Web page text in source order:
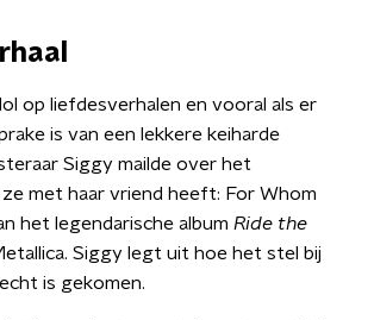
op liefdesverhalen en vooral als er
is van een lekkere keiharde
Siggy mailde over het
ze met haar vriend heeft: For Whom
het legendarische album Ride the
Siggy legt uit hoe het stel bij
is gekomen.